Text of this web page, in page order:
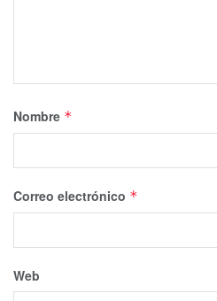
Nombre *
Correo electrónico *
Web